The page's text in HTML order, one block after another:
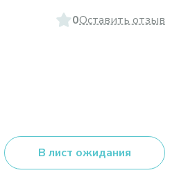
0Оставить отзыв
В лист ожидания